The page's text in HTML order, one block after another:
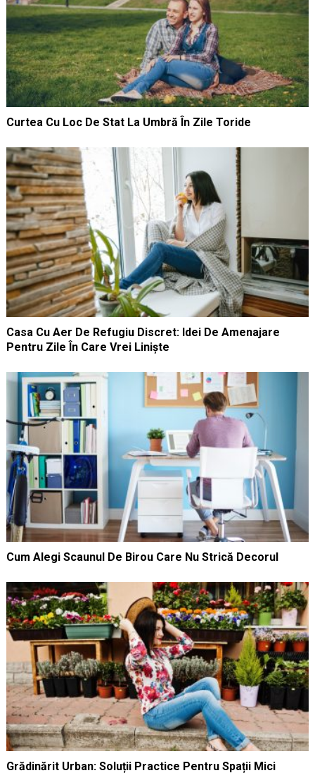
Curtea Cu Loc De Stat La Umbră În Zile Toride
Casa Cu Aer De Refugiu Discret: Idei De Amenajare
Pentru Zile În Care Vrei Liniște
Cum Alegi Scaunul De Birou Care Nu Strică Decorul
Grădinărit Urban: Soluții Practice Pentru Spații Mici